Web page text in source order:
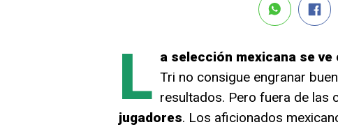
L a selección mexicana se ve
Tri no consigue engranar
resultados. Pero fuera de las
jugadores. Los aficionados